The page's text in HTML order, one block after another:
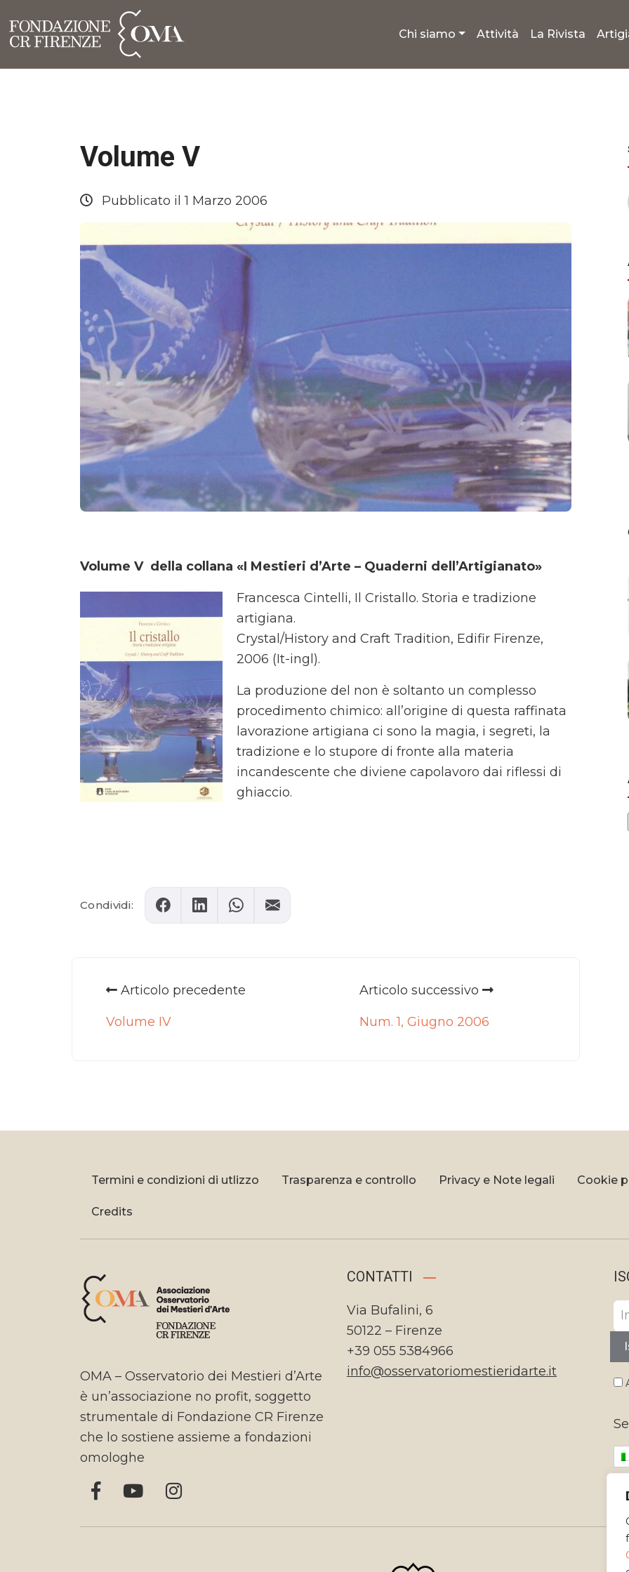
Chi siamo Attività La Rivista
Volume V
Pubblicato il 1 Marzo 2006
Volume V della collana «I Mestieri d’Arte – Quaderni dell’Artigianato»
Francesca Cintelli, Il Cristallo. Storia e tradizione
artigiana.
Crystal/History and Craft Tradition, Edifir Firenze,
2006 (It-ingl).
La produzione del non è soltanto un complesso
procedimento chimico: all’origine di questa raffinata
lavorazione artigiana ci sono la magia, i segreti, la
tradizione e lo stupore di fronte alla materia
incandescente che diviene capolavoro dai riflessi di
ghiaccio.
Condividi:
Articolo precedente
Volume IV
Articolo successivo
Num. 1, Giugno 2006
Termini e condizioni di utlizzo Trasparenza e controllo Privacy e Note legali Cookie
Credits
OMA – Osservatorio dei Mestieri d’Arte
è un’associazione no profit, soggetto
strumentale di Fondazione CR Firenze
che lo sostiene assieme a fondazioni
omologhe
CONTATTI
Via Bufalini, 6
50122 – Firenze
+39 055 5384966
info@osservatoriomestieridarte.it